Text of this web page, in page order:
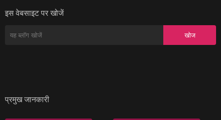
इस वेबसाइट पर खोजें
प्रमुख जानकारी